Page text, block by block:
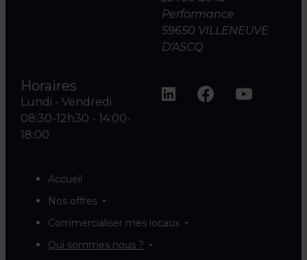
Performance
59650 VILLENEUVE
D'ASCQ
Horaires
Lundi - Vendredi
08:30-12h30 - 14:00-
18:00
Accueil
Nos offres
Commercialiser mes locaux
Qui sommes nous ?